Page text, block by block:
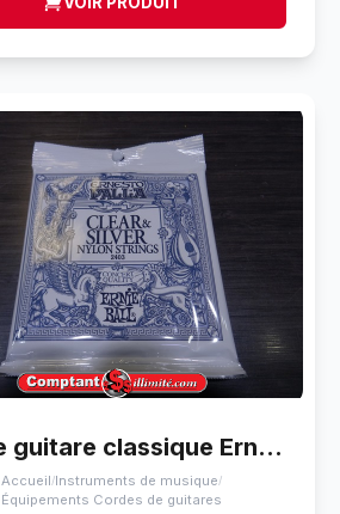
corde guitare classique Ernie Ball 2403
Accueil/Instruments de musique/
Équipements Cordes de guitares